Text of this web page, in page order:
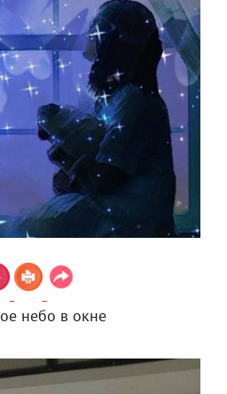
небо в окне